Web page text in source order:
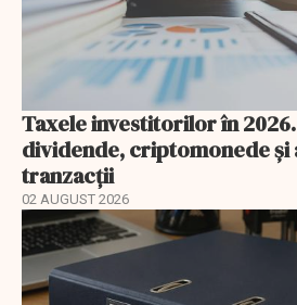
Taxele investitorilor în 2026.
dividende, criptomonede și
tranzacții
02 AUGUST 2026